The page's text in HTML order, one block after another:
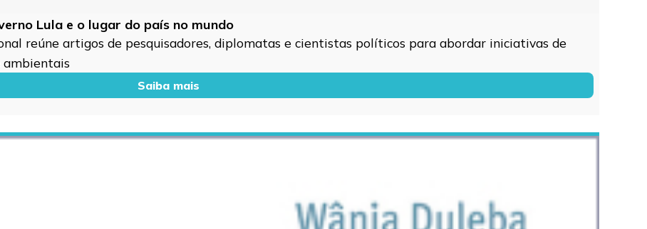
Lula e o lugar do país no mundo
reúne artigos de pesquisadores, diplomatas e cientistas políticos para abordar iniciativas de
ambientais
Saiba mais